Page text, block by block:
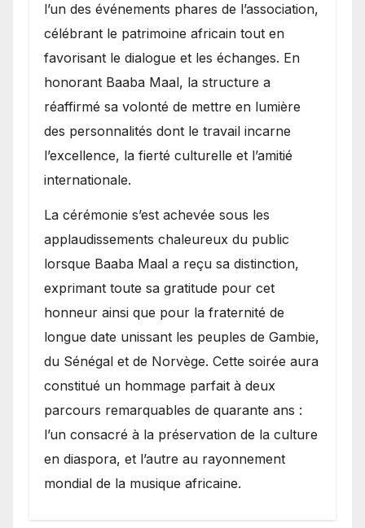
l’un des événements phares de l’association,
célébrant le patrimoine africain tout en
favorisant le dialogue et les échanges. En
honorant Baaba Maal, la structure a
réaffirmé sa volonté de mettre en lumière
des personnalités dont le travail incarne
l’excellence, la fierté culturelle et l’amitié
internationale.
​La cérémonie s’est achevée sous les
applaudissements chaleureux du public
lorsque Baaba Maal a reçu sa distinction,
exprimant toute sa gratitude pour cet
honneur ainsi que pour la fraternité de
longue date unissant les peuples de Gambie,
du Sénégal et de Norvège. Cette soirée aura
constitué un hommage parfait à deux
parcours remarquables de quarante ans :
l’un consacré à la préservation de la culture
en diaspora, et l’autre au rayonnement
mondial de la musique africaine.